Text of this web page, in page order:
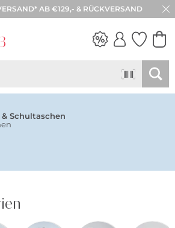
AB €129,- & RÜCKVERSAND
Schultaschen